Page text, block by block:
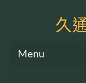
久
Menu